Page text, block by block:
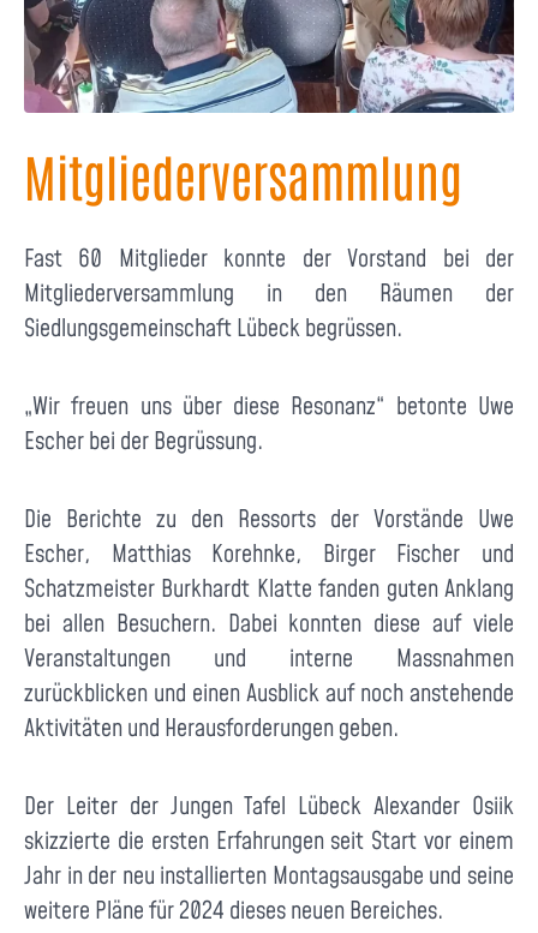
Mitgliederversammlung
Fast 60 Mitglieder konnte der Vorstand bei der
Mitgliederversammlung in den Räumen der
Siedlungsgemeinschaft Lübeck begrüssen.
„Wir freuen uns über diese Resonanz“ betonte Uwe
Escher bei der Begrüssung.
Die Berichte zu den Ressorts der Vorstände Uwe
Escher, Matthias Korehnke, Birger Fischer und
Schatzmeister Burkhardt Klatte fanden guten Anklang
bei allen Besuchern. Dabei konnten diese auf viele
Veranstaltungen und interne Massnahmen
zurückblicken und einen Ausblick auf noch anstehende
Aktivitäten und Herausforderungen geben.
Der Leiter der Jungen Tafel Lübeck Alexander Osiik
skizzierte die ersten Erfahrungen seit Start vor einem
Jahr in der neu installierten Montagsausgabe und seine
weitere Pläne für 2024 dieses neuen Bereiches.